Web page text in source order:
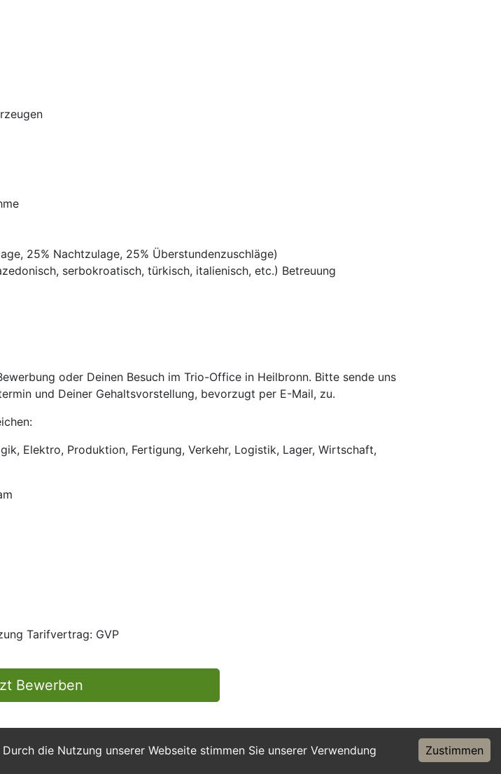
die Nutzung unserer Webseite stimmen Sie unserer Verwendung
Zustimmen
25% Nachtzulage, 25% Überstundenzuschläge)
serbokroatisch, türkisch, italienisch, etc.) Betreuung
oder Deinen Besuch im Trio-Office in Heilbronn. Bitte sende uns
und Deiner Gehaltsvorstellung, bevorzugt per E-Mail, zu.
Elektro, Produktion, Fertigung, Verkehr, Logistik, Lager, Wirtschaft,
Tarifvertrag: GVP
Bewerben